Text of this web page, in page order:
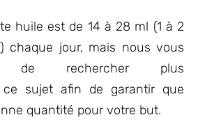
huile est de 14 à 28 ml (1 à 2
chaque jour, mais nous vous
de rechercher plus
ce sujet afin de garantir que
quantité pour votre but.